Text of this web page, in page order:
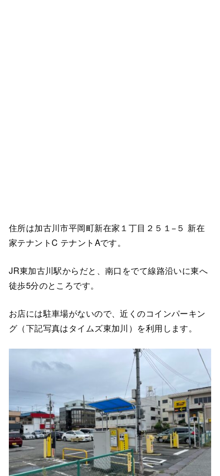
住所は加古川市平岡町新在家１丁目２５１−５ 新在
家テナントC テナントAです。
JR東加古川駅からだと、南口をでて線路沿いに東へ
徒歩5分のところです。
お店には駐車場がないので、近くのコインパーキン
グ（下記写真はタイムズ東加川）を利用します。